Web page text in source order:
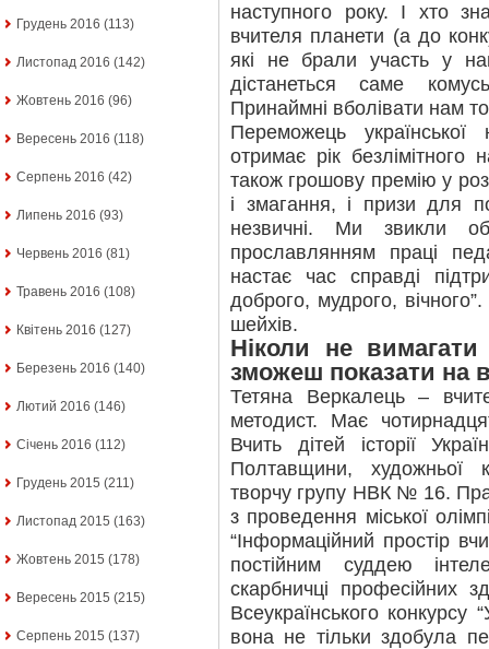
Грудень 2016 (113)
Листопад 2016 (142)
Жовтень 2016 (96)
Вересень 2016 (118)
Серпень 2016 (42)
Липень 2016 (93)
Червень 2016 (81)
Травень 2016 (108)
Квітень 2016 (127)
Березень 2016 (140)
Лютий 2016 (146)
Січень 2016 (112)
Грудень 2015 (211)
Листопад 2015 (163)
Жовтень 2015 (178)
Вересень 2015 (215)
Серпень 2015 (137)
наступного року. І хто
вчителя планети (а до
які не брали участь у
дістанеться саме
Принаймні вболівати нам
Переможець української
отримає рік безлімітного
також грошову премію у
і змагання, і призи для
незвичні. Ми звикли
прославлянням праці
настає час справді
доброго, мудрого,
шейхів.
Ніколи не
зможеш показати на
Тетяна Веркалець –
методист. Має
Вчить дітей історії
Полтавщини, художньої
творчу групу НВК № 16.
з проведення міської
“Інформаційний простір
постійним суддею
скарбничці професійних
Всеукраїнського конкурсу
вона не тільки здобула